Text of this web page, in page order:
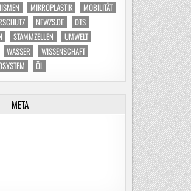
MIKROPLASTIK
MOBILITÄT
NEWZS.DE
OTS
STAMMZELLEN
UMWELT
WASSER
WISSENSCHAFT
ÖL
META